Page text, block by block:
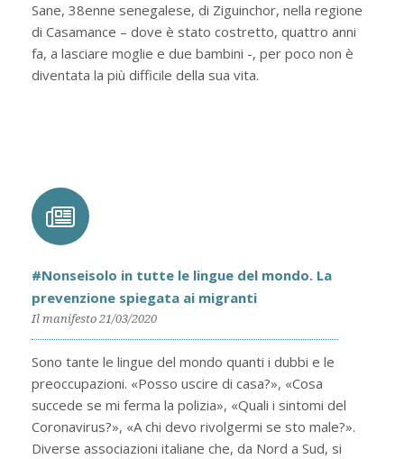
Sane, 38enne senegalese, di Ziguinchor, nella regione
di Casamance – dove è stato costretto, quattro anni
fa, a lasciare moglie e due bambini -, per poco non è
diventata la più difficile della sua vita.
#Nonseisolo in tutte le lingue del mondo. La
prevenzione spiegata ai migranti
Il manifesto 21/03/2020
Sono tante le lingue del mondo quanti i dubbi e le
preoccupazioni. «Posso uscire di casa?», «Cosa
succede se mi ferma la polizia», «Quali i sintomi del
Coronavirus?», «A chi devo rivolgermi se sto male?».
Diverse associazioni italiane che, da Nord a Sud, si